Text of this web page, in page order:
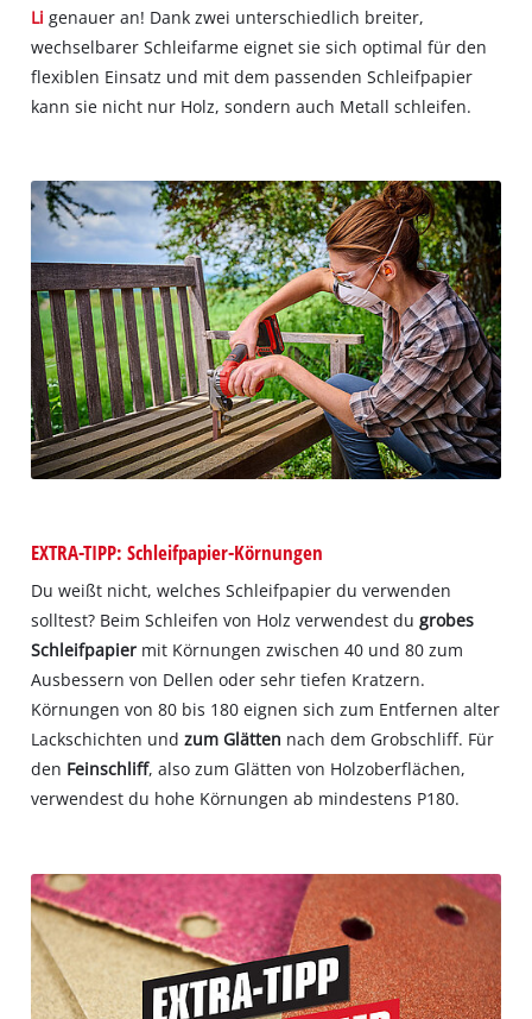
Li genauer an! Dank zwei unterschiedlich breiter,
wechselbarer Schleifarme eignet sie sich optimal für den
flexiblen Einsatz und mit dem passenden Schleifpapier
kann sie nicht nur Holz, sondern auch Metall schleifen.
EXTRA-TIPP: Schleifpapier-Körnungen
Du weißt nicht, welches Schleifpapier du verwenden
solltest? Beim Schleifen von Holz verwendest dugrobes
Schleifpapier mit Körnungen zwischen 40 und 80 zum
Ausbessern von Dellen oder sehr tiefen Kratzern.
Körnungen von 80 bis 180 eignen sich zum Entfernen alter
Lackschichten undzum Glätten nach dem Grobschliff. Für
den Feinschliff, also zum Glätten von Holzoberflächen,
verwendest du hohe Körnungen ab mindestens P180.